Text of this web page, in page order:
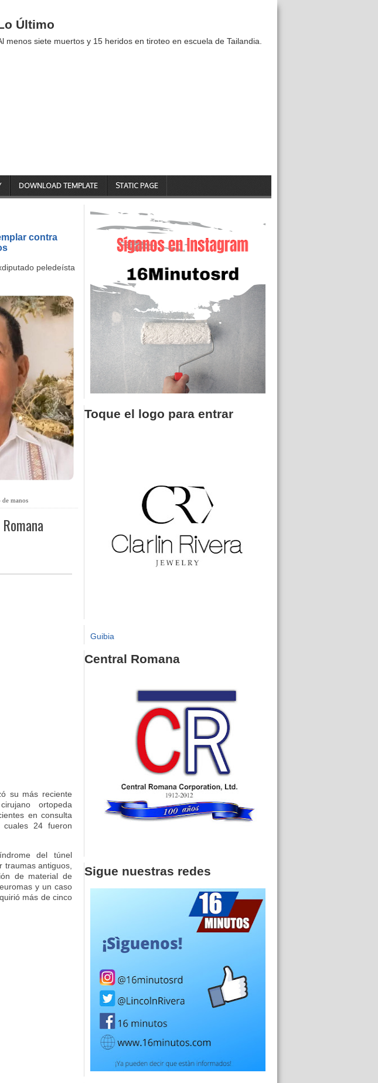
Último
menos siete muertos y 15 heridos en tiroteo en escuela de Tailandia.
DOWNLOAD TEMPLATE STATIC PAGE
contra
peledeísta
manos
su más reciente
ortopeda
en consulta
cuales 24 fueron
del túnel
traumas antiguos,
de material de
y un caso
más de cinco
Toque el logo para entrar
Guibia
Central Romana
Sigue nuestras redes